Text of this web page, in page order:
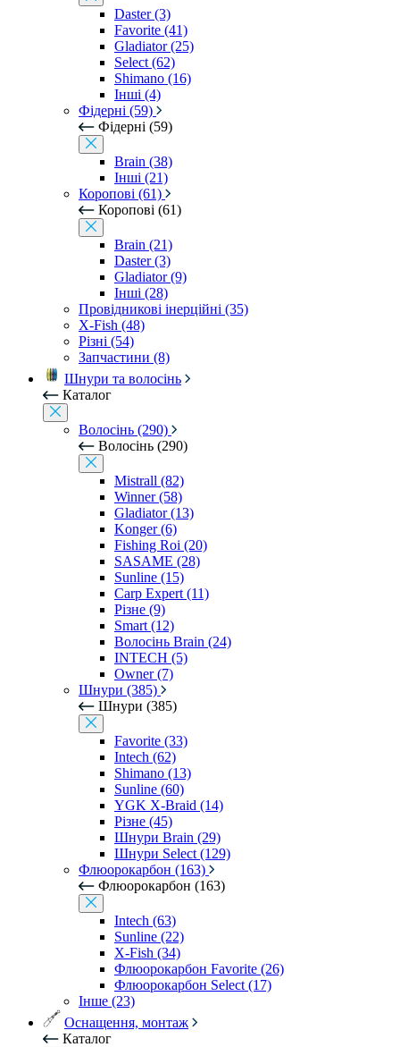
Daster (3)
Favorite (41)
Gladiator (25)
Select (62)
Shimano (16)
Інші (4)
Фідерні (59)
Фідерні (59)
Brain (38)
Інші (21)
Коропові (61)
Коропові (61)
Brain (21)
Daster (3)
Gladiator (9)
Інші (28)
Провідникові інерційні (35)
X-Fish (48)
Різні (54)
Запчастини (8)
Шнури та волосінь
Каталог
Волосінь (290)
Волосінь (290)
Mistrall (82)
Winner (58)
Gladiator (13)
Konger (6)
Fishing Roi (20)
SASAME (28)
Sunline (15)
Carp Expert (11)
Різне (9)
Smart (12)
Волосінь Brain (24)
INTECH (5)
Owner (7)
Шнури (385)
Шнури (385)
Favorite (33)
Intech (62)
Shimano (13)
Sunline (60)
YGK X-Braid (14)
Різне (45)
Шнури Brain (29)
Шнури Select (129)
Флюорокарбон (163)
Флюорокарбон (163)
Intech (63)
Sunline (22)
X-Fish (34)
Флюорокарбон Favorite (26)
Флюорокарбон Select (17)
Інше (23)
Оснащення, монтаж
Каталог